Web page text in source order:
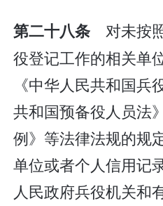
第二十八条对未按
役登记工作的相关单
《中华人民共和国兵
共和国预备役人员法
例》等法律法规的规
单位或者个人信用记
人民政府兵役机关和